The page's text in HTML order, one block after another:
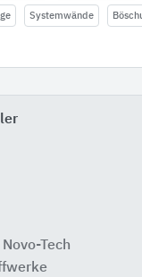
Systemwände
Tech